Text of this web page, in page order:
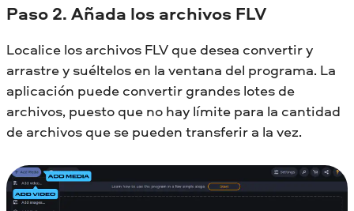
Paso 2. Añada los archivos FLV
Localice los archivos FLV que desea convertir y
arrastre y suéltelos en la ventana del programa. La
aplicación puede convertir grandes lotes de
archivos, puesto que no hay límite para la cantidad
de archivos que se pueden transferir a la vez.